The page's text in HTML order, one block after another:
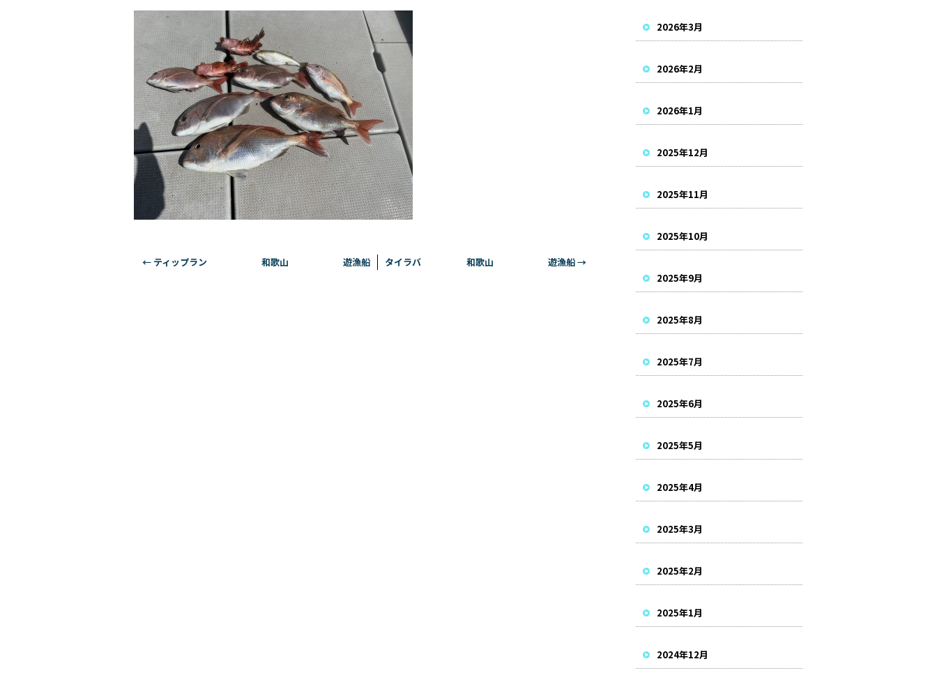
← ティップラン 和歌山 遊漁船 タイラバ 和歌山 遊漁船→
2026年3月
2026年2月
2026年1月
2025年12月
2025年11月
2025年10月
2025年9月
2025年8月
2025年7月
2025年6月
2025年5月
2025年4月
2025年3月
2025年2月
2025年1月
2024年12月